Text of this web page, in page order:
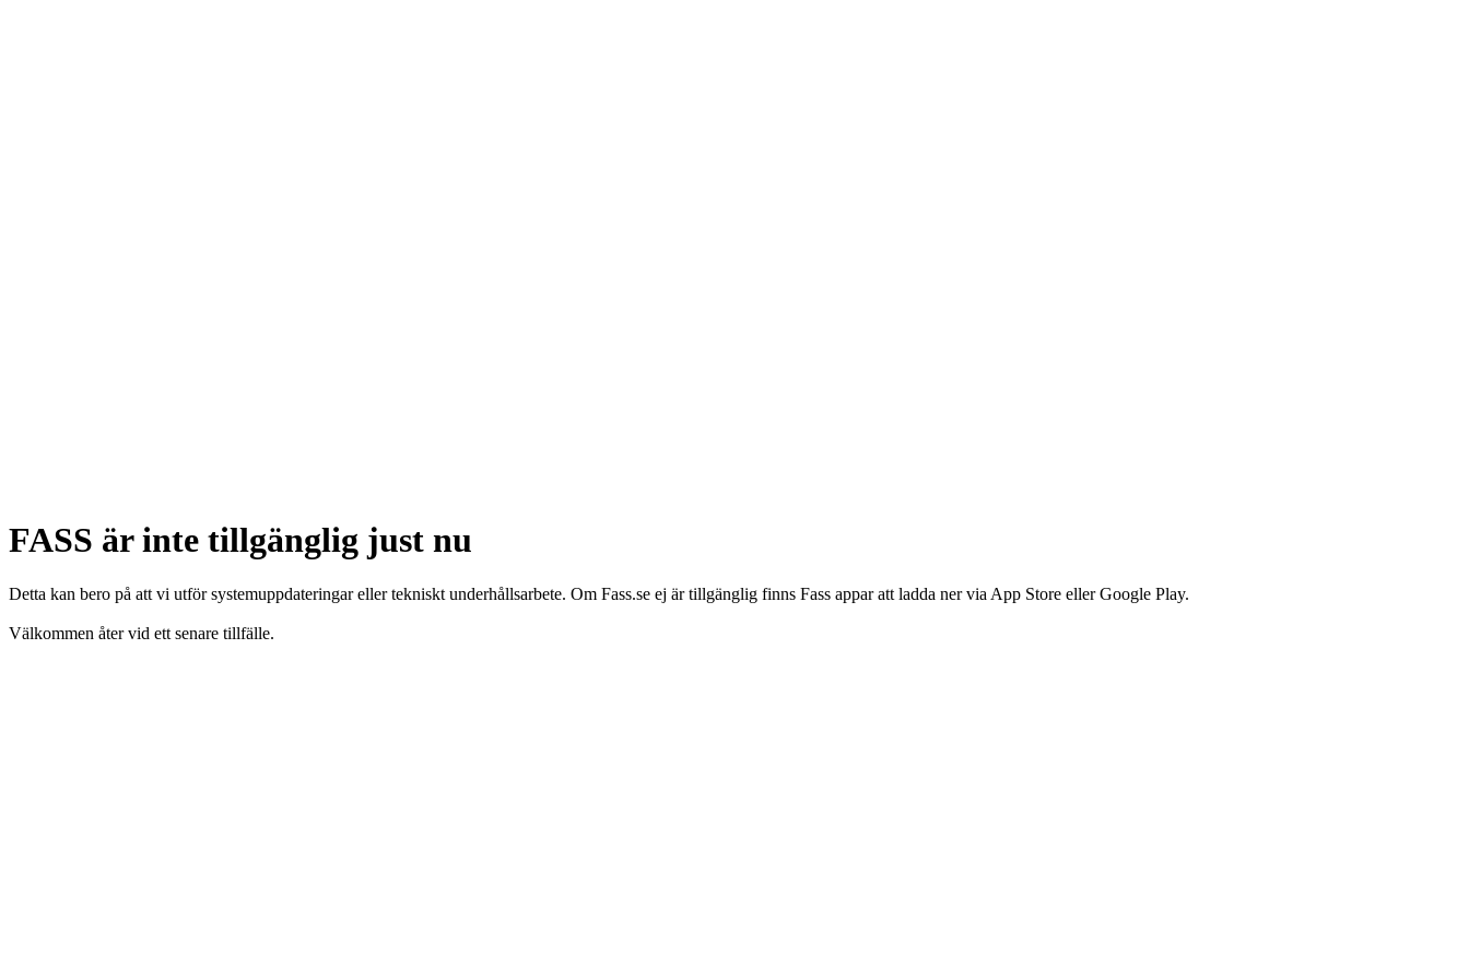
FASS är inte tillgänglig just nu
Detta kan bero på att vi utför systemuppdateringar eller tekniskt underhållsarbete. Om Fass.se ej är tillgänglig finns Fass appar att ladda ner via App Store eller Google Play.
Välkommen åter vid ett senare tillfälle.